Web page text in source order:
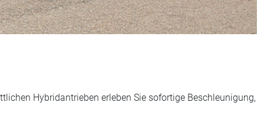
Hybridantrieben erleben Sie sofortige Beschleunigung,